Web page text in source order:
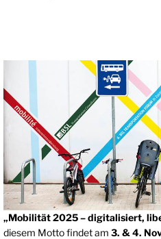
„Mobilität 2025 – digitalisiert,
diesem Motto findet am 3. & 4.